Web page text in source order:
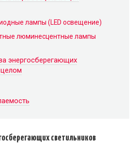
лампы (LED освещение)
люминесцентные лампы
энергосберегающих
светильников